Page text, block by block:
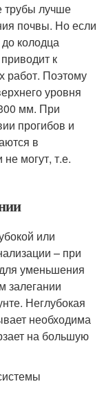
трубы лучше
почвы. Но если
колодца
к
работ. Поэтому
уровня
мм. При
прогибов и
в
не могут, т.е.
или
– при
уменьшения
залегании
Неглубокая
необходима
на большую